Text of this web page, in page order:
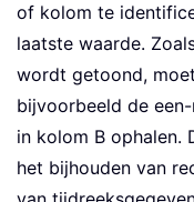
of kolom te
laatste waarde.
wordt getoond,
bijvoorbeeld de
in kolom B ophalen.
het bijhouden van